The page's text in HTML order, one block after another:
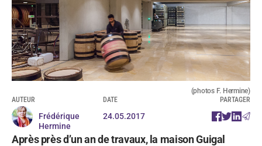
(photos F. Hermine)
AUTEUR
Frédérique
Hermine
DATE
24.05.2017
PARTAGER
Après près d’un an de travaux, la maison Guigal